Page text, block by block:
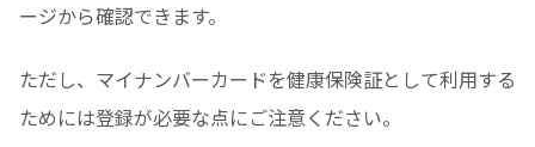
ージから確認できます。
ただし、マイナンバーカードを健康保険証として利用する
ためには登録が必要な点にご注意ください。